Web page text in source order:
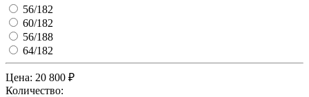
56/182
60/182
56/188
64/182
Цена: 20 800 ₽
Количество: